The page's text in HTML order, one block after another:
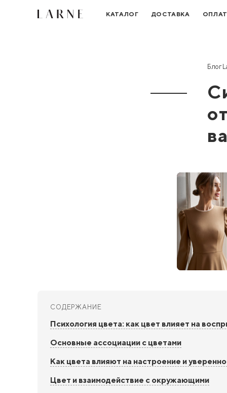
КАТАЛОГ ДОСТАВКА
Блог
СОДЕРЖАНИЕ
Психология цвета: как цвет влияет на
Основные ассоциации с цветами
Как цвета влияют на настроение и
Цвет и взаимодействие с окружающими